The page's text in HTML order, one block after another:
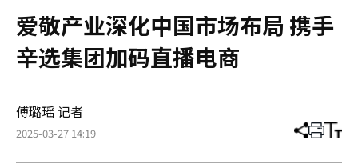
爱敬产业深化中国市场布局 携手
辛选集团加码直播电商
傅璐瑶 记者
2025-03-27 14:19 分 打 调